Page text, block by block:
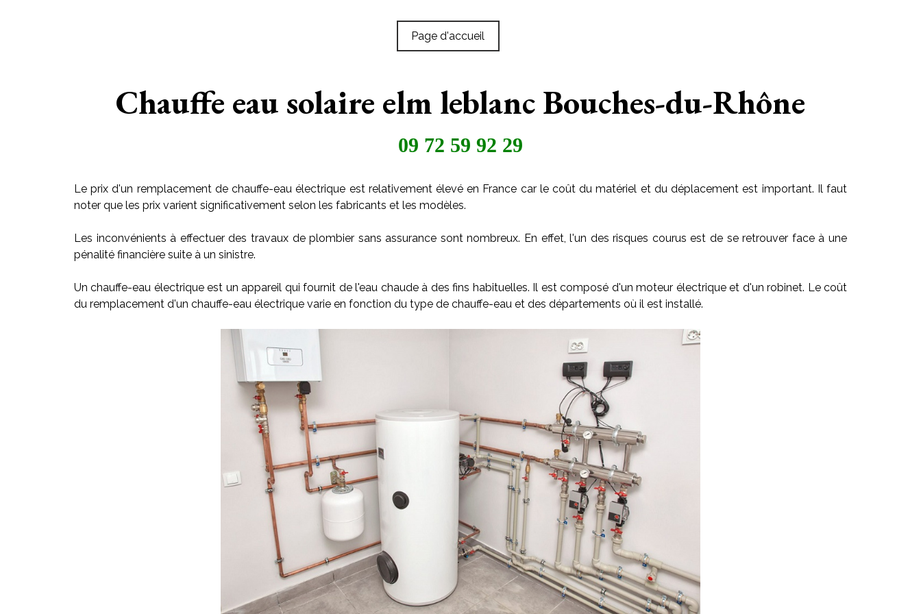
Page d'accueil
Chauffe eau solaire elm leblanc Bouches-du-Rhône
09 72 59 92 29
Le prix d'un remplacement de chauffe-eau électrique est relativement élevé en France car le coût du matériel et du déplacement est important. Il faut
noter que les prix varient significativement selon les fabricants et les modèles.
Les inconvénients à effectuer des travaux de plombier sans assurance sont nombreux. En effet, l'un des risques courus est de se retrouver face à une
pénalité financière suite à un sinistre.
Un chauffe-eau électrique est un appareil qui fournit de l'eau chaude à des fins habituelles. Il est composé d'un moteur électrique et d'un robinet. Le coût
du remplacement d'un chauffe-eau électrique varie en fonction du type de chauffe-eau et des départements où il est installé.